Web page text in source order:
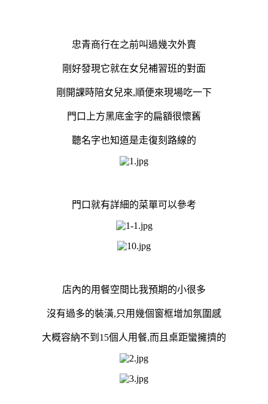
忠青商行在之前叫過幾次外賣
剛好發現它就在女兒補習班的對面
剛開課時陪女兒來,順便來現場吃一下
門口上方黑底金字的扁額很懷舊
聽名字也知道是走復刻路線的
門口就有詳細的菜單可以參考
店內的用餐空間比我預期的小很多
沒有過多的裝潢,只用幾個窗框增加氛圍感
大概容納不到15個人用餐,而且桌距蠻擁擠的